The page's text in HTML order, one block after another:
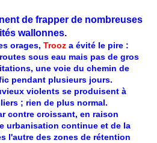
de frapper de nombreuses
wallonnes.
orages, Trooz a évité le pire :
sous eau mais pas de gros
une voie du chemin de
pendant plusieurs jours.
violents se produisent à
; rien de plus normal.
contre croissant, en raison
urbanisation continue et de la
l'autre des zones de rétention